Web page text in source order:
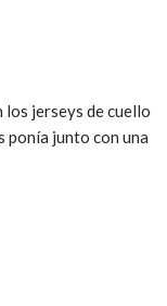
los jerseys de cuello
ponía junto con una